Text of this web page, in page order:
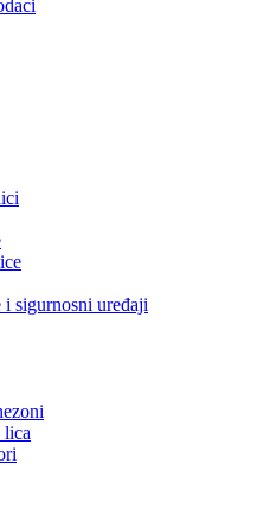
i sigurnosni uređaji
lica